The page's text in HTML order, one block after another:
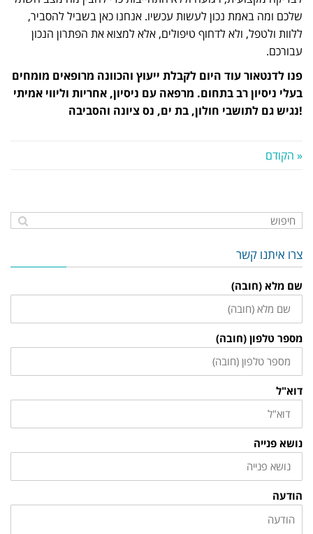
שלכם ומה באמת נכון לעשות עכשיו. אנחנו כאן בשביל להסביר,
ללוות ולטפל, ולא לדחוף טיפולים, אלא למצוא את הפתרון הנכון
עבורכם.
פנו לדנטאור עוד היום לקבלת ייעוץ והכוונה מרופאים מומחים
בעלי ניסיון רב בתחום. מרפאה עם ניסיון, אחריות וליווי אמיתי
!נגיש גם לתושבי חולון, בת ים, נס ציונה והסביבה
« הקודם
צרו איתנו קשר
שם מלא (חובה)
מספר טלפון (חובה)
דוא"ל
נושא פנייה
הודעה